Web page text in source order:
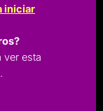
iniciar
ver esta